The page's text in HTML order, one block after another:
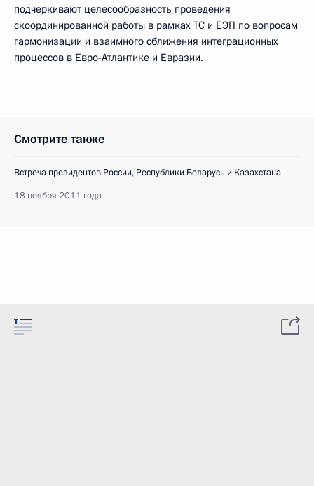
подчеркивают целесообразность проведения
скоординированной работы в рамках ТС и ЕЭП по вопросам
гармонизации и взаимного сближения интеграционных
процессов в Евро-Атлантике и Евразии.
Смотрите также
Встреча президентов России, Республики Беларусь и Казахстана
18 ноября 2011 года